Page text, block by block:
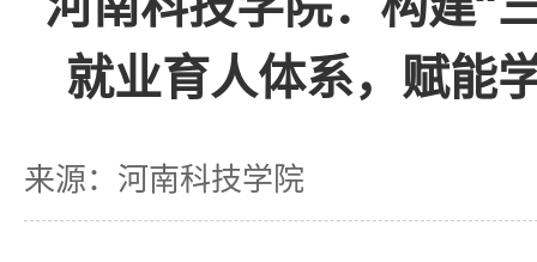
就业育人体系，赋能
来源：河南科技学院